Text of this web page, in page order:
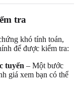
tra
khó tính toán,
để được kiểm tra:
tuyến – Một bước
giá xem bạn có thể